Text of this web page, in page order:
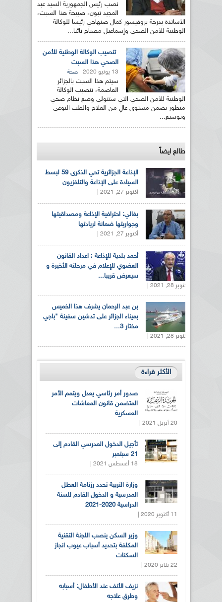
نصب رئيس الجمهورية السيد عبد
المجيد تبون، صبيحة هذا السبت،
الأساتذة بدرجة بروفيسور كمال صنهاجي رئيسا للوكالة
الوطنية للأمن الصحي وإسماعيل مصباح نائبا...
تنصيب الوكالة الوطنية للأمن
الصحي هذا السبت
13 يونيو 2020 صحة
سيتم هذا السبت بالجزائر
العاصمة، تنصيب الوكالة
الوطنية للأمن الصحي التي ستتولى وضع نظام صحي
متطور يضمن مستوى عالٍ من العلاج والطب النوعي
وتوسيع...
طالع ايضاً
الإذاعة الجزائرية تحي الذكرى 59 لبسط
السيادة على الإذاعة والتلفزيون
أكتوبر 27, 2021 |
بغالي: احترافية الإذاعة ومصداقيتها
وجواريتها ضمانة لريادتها
أكتوبر 27, 2021 |
أحمد بلدية للإذاعة : اعداد القانون
العضوي للإعلام في مرحلته الأخيرة و
سيعرض قريبا...
أكتوبر 28, 2021 |
بن عبد الرحمان يشرف هذا الخميس
بميناء الجزائر على تدشين سفينة "باجي
مختار 3...
أكتوبر 28, 2021 |
الأكثر قراءة
صدور أمر رئاسي يعدل ويتمم الأمر
المتضمن قانون المعاشات
العسكرية
20 أبريل 2021 |
تأجيل الدخول المدرسي القادم إلى
21 سبتمبر
18 أغسطس 2021 |
وزارة التربية تحدد رزنامة العطل
المدرسية و الدخول القادم للسنة
الدراسية 2020-2021
11 أكتوبر 2020 |
وزير السكن ينصب اللجنة التقنية
المكلفة بتحديد أسباب عيوب انجاز
السكنات
22 يناير 2020 |
نزيف الأنف عند الأطفال: أسبابه
وطرق علاجه